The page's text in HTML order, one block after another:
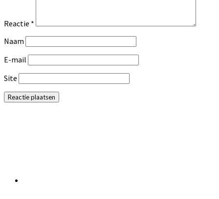
Reactie *
Naam
E-mail
Site